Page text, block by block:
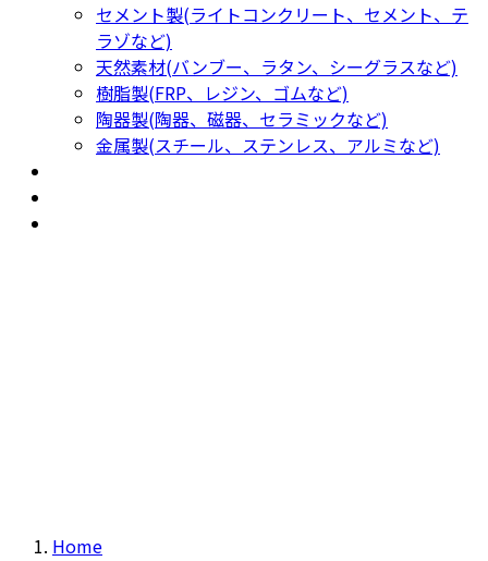
セメント製(ライトコンクリート、セメント、テ
ラゾなど)
天然素材(バンブー、ラタン、シーグラスなど)
樹脂製(FRP、レジン、ゴムなど)
陶器製(陶器、磁器、セラミックなど)
金属製(スチール、ステンレス、アルミなど)
Home